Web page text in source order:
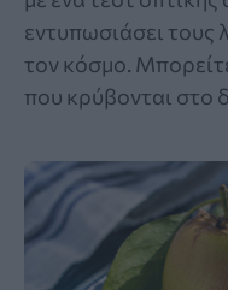
εντυπωσιάσει τους
τον κόσμο.
που κρύβονται στο